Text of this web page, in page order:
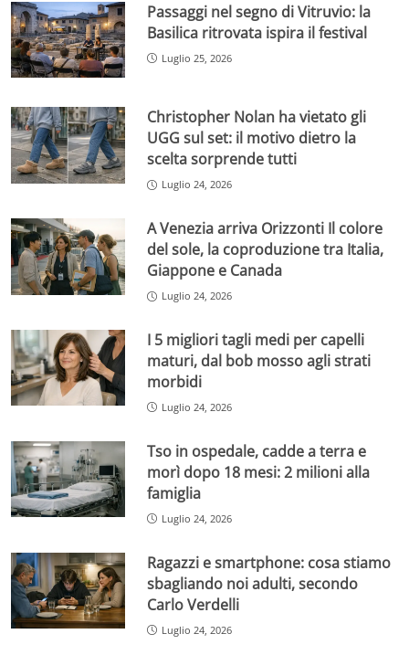
Passaggi nel segno di Vitruvio: la
Basilica ritrovata ispira il festival
Luglio 25, 2026
Christopher Nolan ha vietato gli
UGG sul set: il motivo dietro la
scelta sorprende tutti
Luglio 24, 2026
A Venezia arriva Orizzonti Il colore
del sole, la coproduzione tra Italia,
Giappone e Canada
Luglio 24, 2026
I 5 migliori tagli medi per capelli
maturi, dal bob mosso agli strati
morbidi
Luglio 24, 2026
Tso in ospedale, cadde a terra e
morì dopo 18 mesi: 2 milioni alla
famiglia
Luglio 24, 2026
Ragazzi e smartphone: cosa stiamo
sbagliando noi adulti, secondo
Carlo Verdelli
Luglio 24, 2026